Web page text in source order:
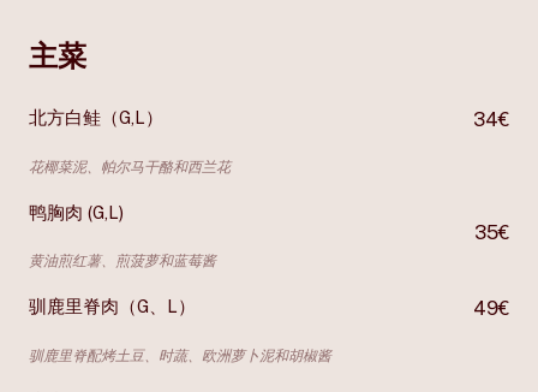
主菜
北方白鲑（G,L）
花椰菜泥、帕尔马干酪和西兰花
34€
鸭胸肉 (G,L)
黄油煎红薯、煎菠萝和蓝莓酱
35€
驯鹿里脊肉（G、L）
驯鹿里脊配烤土豆、时蔬、欧洲萝卜泥和胡椒酱
49€